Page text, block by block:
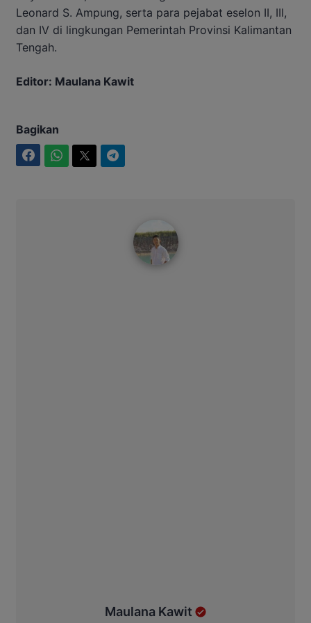
Leonard S. Ampung, serta para pejabat eselon II, III,
dan IV di lingkungan Pemerintah Provinsi Kalimantan
Tengah.
Editor: Maulana Kawit
Bagikan
Maulana Kawit